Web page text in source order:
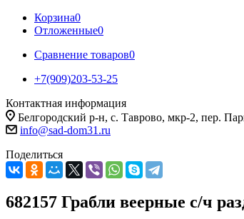
Корзина0
Отложенные0
Сравнение товаров0
+7(909)203-53-25
Контактная информация
Белгородский р-н, с. Таврово, мкр-2, пер.
info@sad-dom31.ru
Поделиться
682157 Грабли веерные с/ч